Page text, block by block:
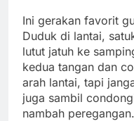
Ini gerakan favorit
Duduk di lantai,
lutut jatuh ke
kedua tangan dan
arah lantai, tapi
juga sambil
nambah peregangan.